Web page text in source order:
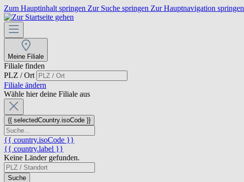
Zum Hauptinhalt springen Zur Suche springen Zur Hauptnavigation springen
Meine Filiale
Filiale finden
PLZ / Ort
Filiale ändern
Wähle hier deine Filiale aus
{{ selectedCountry.isoCode }}
{{ country.isoCode }}
{{ country.label }}
Keine Länder gefunden.
Suche